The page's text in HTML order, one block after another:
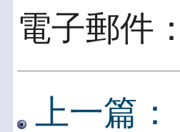
電子郵件
上一篇